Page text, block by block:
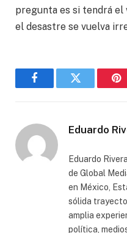
pregunta es si tendrá el
el desastre se vuelva
FacebookGorjeo
Eduardo
Eduardo
de Global
en México,
sólida
amplia
política,